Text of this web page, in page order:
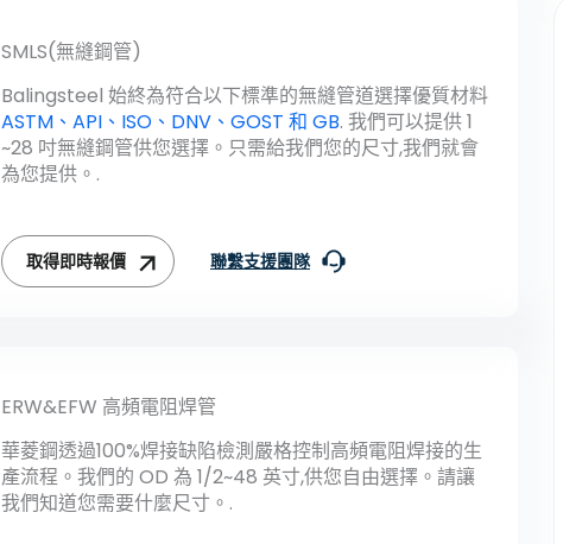
SMLS(無縫鋼管)
Balingsteel 始終為符合以下標準的無縫管道選擇優質材料
ASTM、API、ISO、DNV、GOST 和 GB. 我們可以提供 1
~28 吋無縫鋼管供您選擇。只需給我們您的尺寸,我們就會
為您提供。.
取得即時報價 聯繫支援團隊
ERW&EFW 高頻電阻焊管
華菱鋼透過100%焊接缺陷檢測嚴格控制高頻電阻焊接的生
產流程。我們的 OD 為 1/2~48 英寸,供您自由選擇。請讓
我們知道您需要什麼尺寸。.